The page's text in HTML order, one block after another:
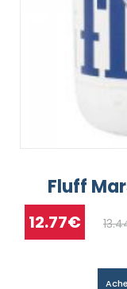
Fluff
12.77€